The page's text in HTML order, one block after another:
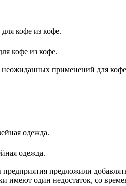
кофе из кофе.
применений для
одежда.
предложили
имеют один недостаток, со